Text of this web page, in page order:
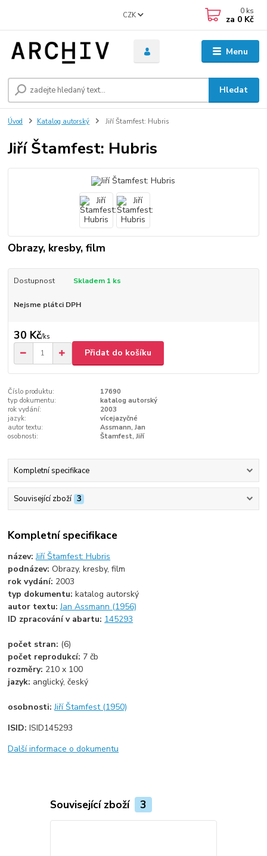
Menu
CZK
Hledat
0 ks
za 0 Kč
Úvod Katalog autorský Jiří Štamfest: Hubris
Jiří Štamfest: Hubris
Obrazy, kresby, film
Dostupnost Skladem 1 ks
Nejsme plátci DPH
30 Kč/ks
Přidat do košíku
Číslo produktu:
17690
typ dokumentu:
katalog autorský
rok vydání:
2003
jazyk:
vícejazyčné
autor textu:
Assmann, Jan
osobnosti:
Štamfest, Jiří
Kompletní specifikace
Související zboží 3
Kompletní specifikace
název:Jiří Štamfest: Hubris
podnázev:Obrazy, kresby, film
rok vydání: 2003
typ dokumentu:katalog autorský
autor textu:Jan Assmann (1956)
ID zpracování v abartu: 145293
počet stran: (6)
počet reprodukcí: 7 čb
rozměry: 210 x 100
jazyk: anglický, český
osobnosti:Jiří Štamfest (1950)
ISID:ISID145293
Další informace o dokumentu
Související zboží 3